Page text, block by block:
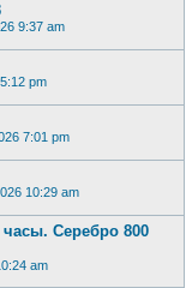
9:37 am
pm
7:01 pm
10:29 am
Серебро 800
am